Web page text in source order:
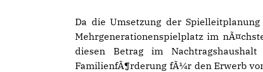
Da die Umsetzung der
Mehrgenerationenspielplatz im
diesen Betrag im
FamilienfÃ¶rderung fÃ¼r den Erwerb